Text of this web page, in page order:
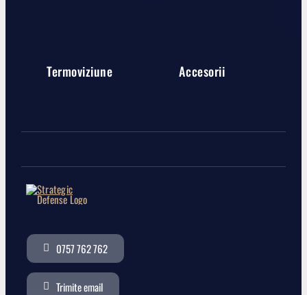
0757 762 762
Trimite email
Termoviziune Accesorii